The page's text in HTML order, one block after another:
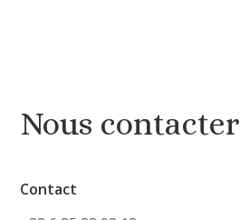
Nous contacter
Contact